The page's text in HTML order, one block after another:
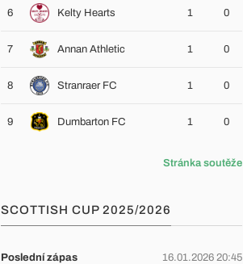
6 Kelty Hearts 1 0
7 Annan Athletic 1 0
8 Stranraer FC 1 0
9 Dumbarton FC 1 0
Stránka soutěže
SCOTTISH CUP 2025/2026
Poslední zápas
16.01.2026 20:45